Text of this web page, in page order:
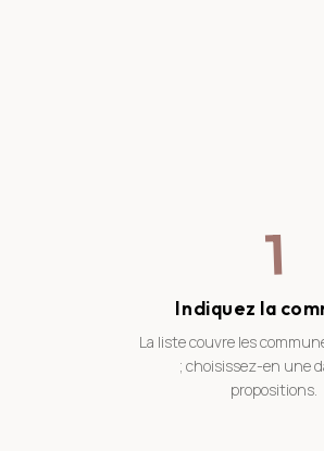
1
Indiquez la
La liste couvre les
; choisissez-en une
propositions.